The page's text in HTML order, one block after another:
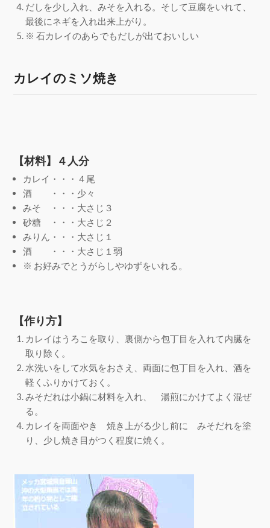
だしを少し入れ、みそを入れる。そして豆腐をいれて、
最後にネギを入れ出来上がり。
※ 石カレイのあらでもだしが出ておいしい
カレイのミソ焼き
【材料】４人分
カレイ・・・４尾
酒 ・・・少々
みそ ・・・大さじ３
砂糖 ・・・大さじ２
みりん・・・大さじ１
酒 ・・・大さじ１弱
※ お好みでとうがらしやゆずをいれる。
【作り方】
カレイはうろこを取り、裏側から包丁目を入れて内臓を
取り除く。
水洗いをして水気をおさえ、両面に包丁目を入れ、酒を
軽くふりかけておく。
みそだれは小鍋に材料を入れ、 湯煎にかけてよく混ぜ
る。
カレイを両面やき 焼き上がる少し前に みそだれを塗
り、少し焼き目がつく程度に焼く。